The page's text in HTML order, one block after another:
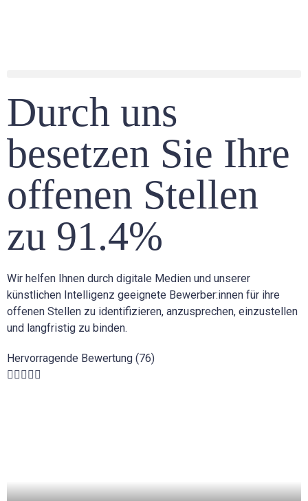
Durch uns
besetzen Sie Ihre
offenen Stellen
zu 91.4%
Wir helfen Ihnen durch digitale Medien und unserer
künstlichen Intelligenz geeignete Bewerber:innen für ihre
offenen Stellen zu identifizieren, anzusprechen, einzustellen
und langfristig zu binden.
Hervorragende Bewertung (76)
